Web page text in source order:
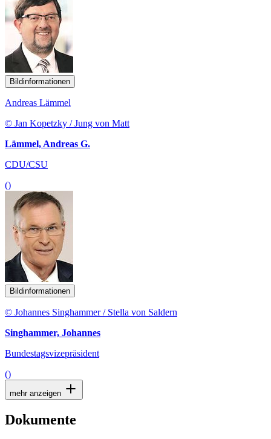
Bildinformationen
Andreas Lämmel
© Jan Kopetzky / Jung von Matt
Lämmel, Andreas G.
CDU/CSU
()
Bildinformationen
© Johannes Singhammer / Stella von Saldern
Singhammer, Johannes
Bundestagsvizepräsident
()
mehr anzeigen
Dokumente